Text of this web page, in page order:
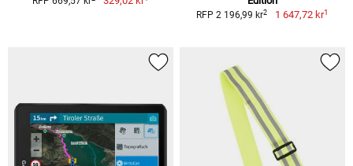
RFP 2 196,99 kr2 1 647,72 kr1